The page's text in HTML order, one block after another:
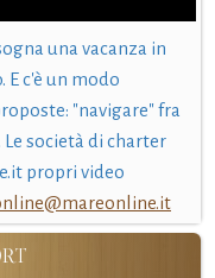
una vacanza in
E c'è un modo
"navigare" fra
società di charter
propri video